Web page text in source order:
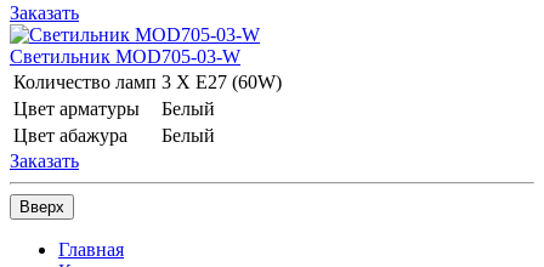
Заказать
Светильник MOD705-03-W
Количество ламп 3 Х E27 (60W)
Цвет арматуры
Белый
Цвет абажура
Белый
Заказать
Вверх
Главная